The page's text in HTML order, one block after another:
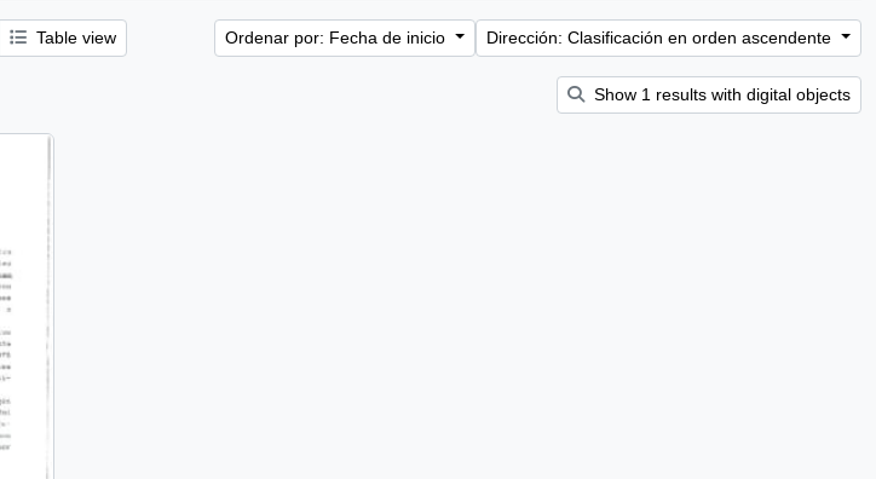
Table view Ordenar por: Fecha de inicio Dirección: Clasificación en orden ascendente
Show 1 results with digital objects